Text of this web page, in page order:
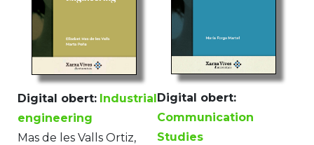
Digital obert: Industrial
engineering
Mas de les Valls Ortiz,
Digital obert:
Communication
Studies